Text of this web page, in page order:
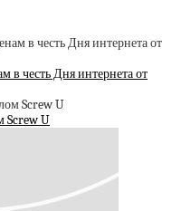
в честь Дня интернета от
Screw U